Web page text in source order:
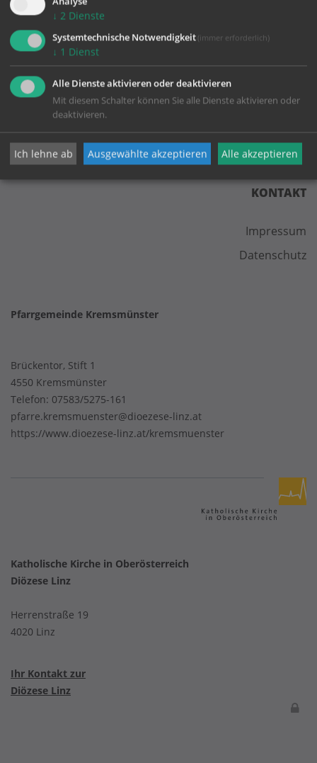
Bitte akzeptieren Sie
Cookies von Google Maps
laden Sie
die Seite neu
KONTAKT
Impressum
Datenschutz
Pfarrgemeinde Kremsmünster
Brückentor, Stift 1
4550 Kremsmünster
Telefon: 07583/5275-161
pfarre.kremsmuenster@dioezese-linz.at
https://www.dioezese-linz.at/kremsmuenster
Katholische Kirche in Oberösterreich
Diözese Linz
Herrenstraße 19
4020 Linz
Ihr Kontakt zur
Diözese Linz
↓ 2 Dienste
Systemtechnische Notwendigkeit (immer erforderlich)
↓ 1 Dienst
Alle Dienste aktivieren oder deaktivieren
Mit diesem Schalter können Sie alle Dienste aktivieren oder
deaktivieren.
Ich lehne ab Ausgewählte akzeptieren Alle akzeptieren